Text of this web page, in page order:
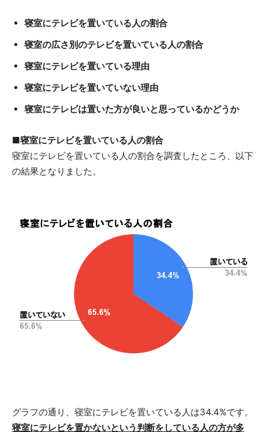
寝室にテレビを置いている人の割合
寝室の広さ別のテレビを置いている人の割合
寝室にテレビを置いている理由
寝室にテレビを置いていない理由
寝室にテレビは置いた方が良いと思っているかどうか
■寝室にテレビを置いている人の割合
寝室にテレビを置いている人の割合を調査したところ、以下
の結果となりました。
グラフの通り、寝室にテレビを置いている人は34.4%です。
寝室にテレビを置かないという判断をしている人の方が多